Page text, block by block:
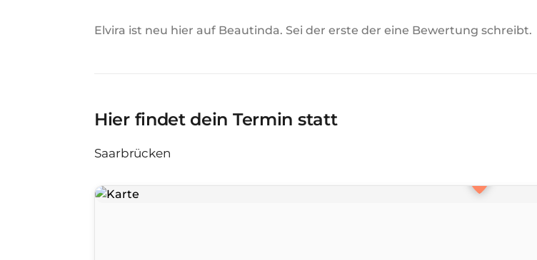
Elvira ist neu hier auf Beautinda. Sei der erste der eine Bewertung schreibt.
Hier findet dein Termin statt
Saarbrücken